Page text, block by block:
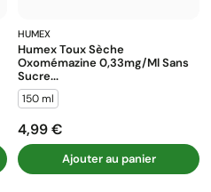
HUMEX
Humex Toux Sèche
Oxomémazine 0,33mg/ml Sans
Sucre...
150 ml
Prix
4,99 €
Ajouter au panier